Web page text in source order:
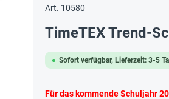
Art. 10580
TimeTEX Trend-
Sofort verfügbar, Lieferzeit: 3-5
Für das kommendeSchuljahr